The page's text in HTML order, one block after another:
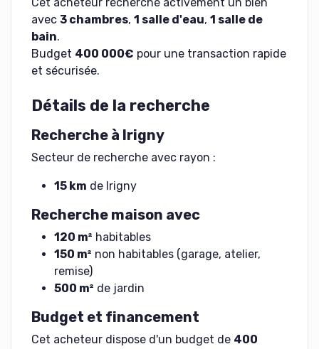
avec 3 chambres, 1 salle d'eau, 1 salle de
bain.
Budget 400 000€ pour une transaction rapide
et sécurisée.
Détails de la recherche
Recherche à Irigny
Secteur de recherche avec rayon :
15 km de Irigny
Recherche maison avec
120 m² habitables
150 m² non habitables (garage, atelier,
remise)
500 m² de jardin
Budget et financement
Cet acheteur dispose d'un budget de 400